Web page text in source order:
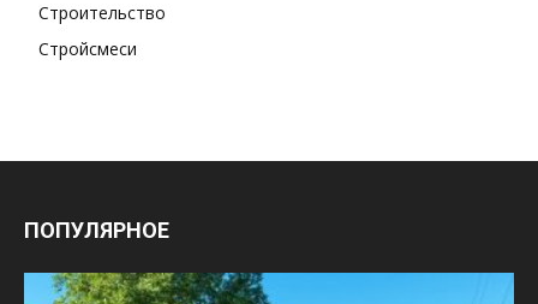
Строительство
Стройсмеси
ПОПУЛЯРНОЕ